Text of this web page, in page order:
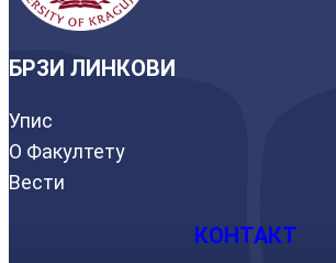
БРЗИ ЛИНКОВИ
Упис
О Факултету
Вести
КОНТАКТ